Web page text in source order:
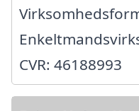
CVR: 46188993